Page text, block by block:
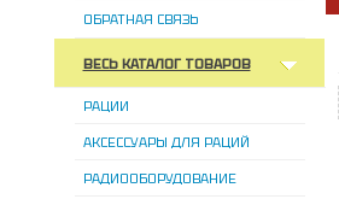
ОБРАТНАЯ СВЯЗЬ
ВЕСЬ КАТАЛОГ ТОВАРОВ
РАЦИИ
АКСЕССУАРЫ ДЛЯ РАЦИЙ
РАДИООБОРУДОВАНИЕ